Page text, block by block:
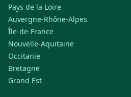
Pays de la Loire
Auvergne-Rhône-Alpes
Île-de-France
Nouvelle-Aquitaine
Occitanie
Bretagne
Grand Est